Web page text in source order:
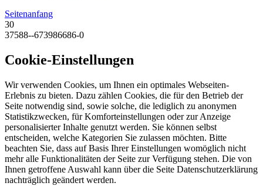
Seitenanfang
30
37588--673986686-0
Cookie-Einstellungen
Wir verwenden Cookies, um Ihnen ein optimales Webseiten-
Erlebnis zu bieten. Dazu zählen Cookies, die für den Betrieb der
Seite notwendig sind, sowie solche, die lediglich zu anonymen
Statistikzwecken, für Komforteinstellungen oder zur Anzeige
personalisierter Inhalte genutzt werden. Sie können selbst
entscheiden, welche Kategorien Sie zulassen möchten. Bitte
beachten Sie, dass auf Basis Ihrer Einstellungen womöglich nicht
mehr alle Funktionalitäten der Seite zur Verfügung stehen. Die von
Ihnen getroffene Auswahl kann über die Seite Datenschutzerklärung
nachträglich geändert werden.